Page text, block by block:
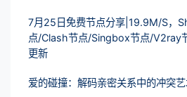
7月25日免费节点分享|19.9M/S，
点/Clash节点/Singbox节点/V2ray
更新
爱的碰撞：解码亲密关系中的冲突